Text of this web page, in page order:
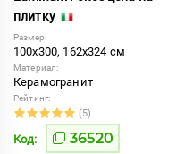
плитку
Размер:
100x300, 162x324 см
Материал:
Керамогранит
Рейтинг:
(5)
Код: 36520